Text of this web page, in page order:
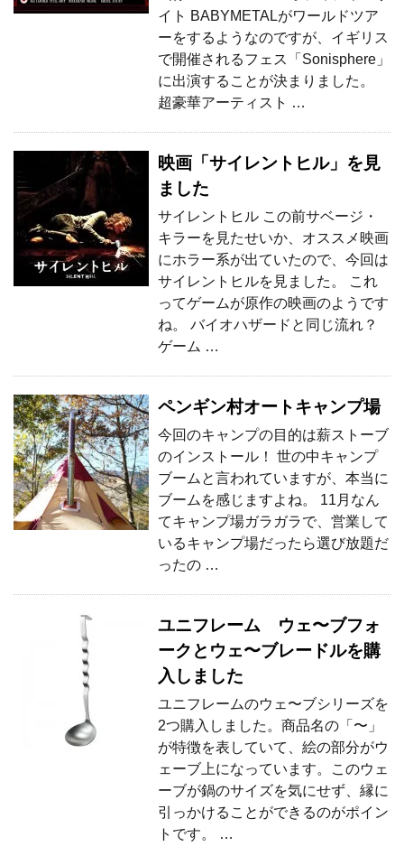
イト BABYMETALがワールドツア
ーをするようなのですが、イギリス
で開催されるフェス「Sonisphere」
に出演することが決まりました。
超豪華アーティスト …
映画「サイレントヒル」を見
ました
サイレントヒル この前サベージ・
キラーを見たせいか、オススメ映画
にホラー系が出ていたので、今回は
サイレントヒルを見ました。 これ
ってゲームが原作の映画のようです
ね。 バイオハザードと同じ流れ？
ゲーム …
ペンギン村オートキャンプ場
今回のキャンプの目的は薪ストーブ
のインストール！ 世の中キャンプ
ブームと言われていますが、本当に
ブームを感じますよね。 11月なん
てキャンプ場ガラガラで、営業して
いるキャンプ場だったら選び放題だ
ったの …
ユニフレーム ウェ〜ブフォ
ークとウェ〜ブレードルを購
入しました
ユニフレームのウェ〜ブシリーズを
2つ購入しました。商品名の「〜」
が特徴を表していて、絵の部分がウ
ェーブ上になっています。このウェ
ーブが鍋のサイズを気にせず、縁に
引っかけることができるのがポイン
トです。 …